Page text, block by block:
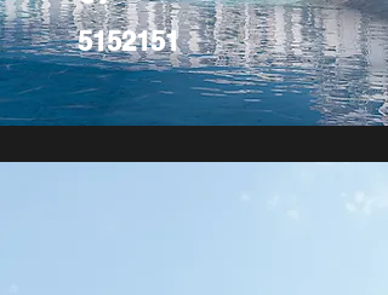
5152151